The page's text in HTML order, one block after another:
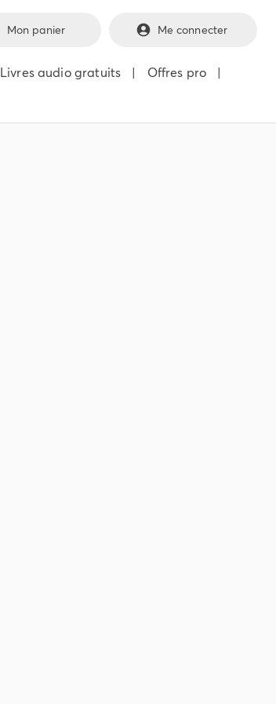
Mon panier Me connecter
Livres audio gratuits | Offres pro
|